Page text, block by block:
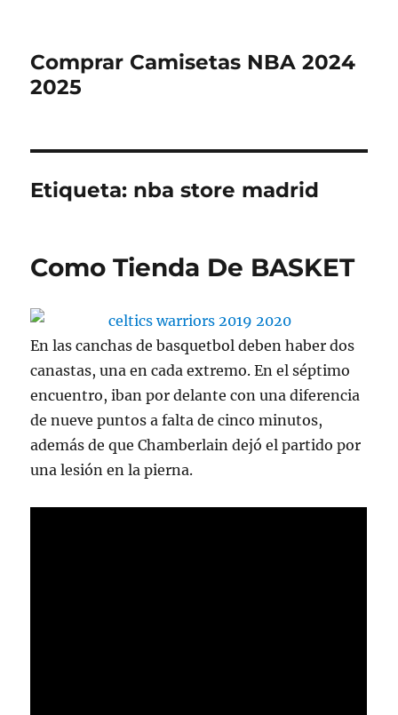
Comprar Camisetas NBA 2024
2025
Etiqueta: nba store madrid
Como Tienda De BASKET
En las canchas de basquetbol deben haber dos
canastas, una en cada extremo. En el séptimo
encuentro, iban por delante con una diferencia
de nueve puntos a falta de cinco minutos,
además de que Chamberlain dejó el partido por
una lesión en la pierna.